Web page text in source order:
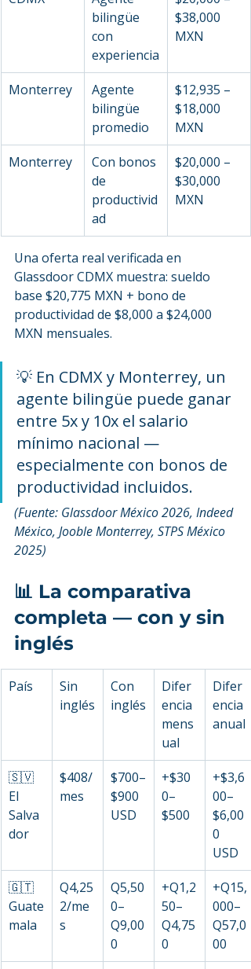
bilingüe
con
experiencia
$38,000
MXN
Monterrey
Agente
bilingüe
promedio
$12,935 –
$18,000
MXN
Monterrey
Con bonos
de
productivid
ad
$20,000 –
$30,000
MXN
Una oferta real verificada en
Glassdoor CDMX muestra: sueldo
base $20,775 MXN + bono de
productividad de $8,000 a $24,000
MXN mensuales.
💡 En CDMX y Monterrey, un
agente bilingüe puede ganar
entre 5x y 10x el salario
mínimo nacional —
especialmente con bonos de
productividad incluidos.
(Fuente: Glassdoor México 2026, Indeed
México, Jooble Monterrey, STPS México
2025)
📊 La comparativa
completa — con y sin
inglés
País
Sin
inglés
Con
inglés
Difer
encia
mens
ual
Difer
encia
anual
🇸🇻
El
Salva
dor
$408/
mes
$700–
$900
USD
+$30
0–
$500
+$3,6
00–
$6,00
0
USD
🇬🇹
Guate
mala
Q4,25
2/me
s
Q5,50
0–
Q9,00
0
+Q1,2
50–
Q4,75
0
+Q15,
000–
Q57,0
00